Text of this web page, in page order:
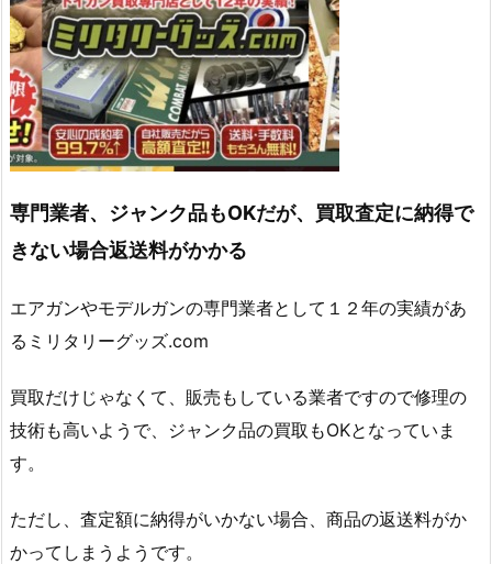
専門業者、ジャンク品もOKだが、買取査定に納得で
きない場合返送料がかかる
エアガンやモデルガンの専門業者として１２年の実績があ
るミリタリーグッズ.com
買取だけじゃなくて、販売もしている業者ですので修理の
技術も高いようで、ジャンク品の買取もOKとなっていま
す。
ただし、査定額に納得がいかない場合、商品の返送料がか
かってしまうようです。